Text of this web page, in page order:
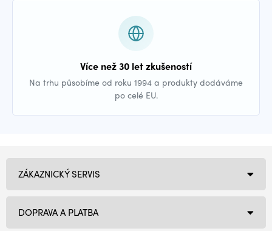
Více než 30 let zkušeností
Na trhu působíme od roku 1994 a produkty dodáváme
po celé EU.
ZÁKAZNICKÝ SERVIS
DOPRAVA A PLATBA